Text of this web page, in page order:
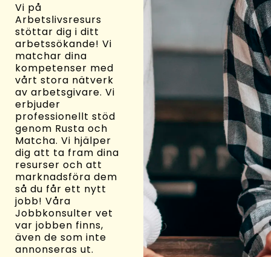
Vi på
Arbetslivsresurs
stöttar dig i ditt
arbetssökande! Vi
matchar dina
kompetenser med
vårt stora nätverk
av arbetsgivare. Vi
erbjuder
professionellt stöd
genom Rusta och
Matcha. Vi hjälper
dig att ta fram dina
resurser och att
marknadsföra dem
så du får ett nytt
jobb! Våra
Jobbkonsulter vet
var jobben finns,
även de som inte
annonseras ut.